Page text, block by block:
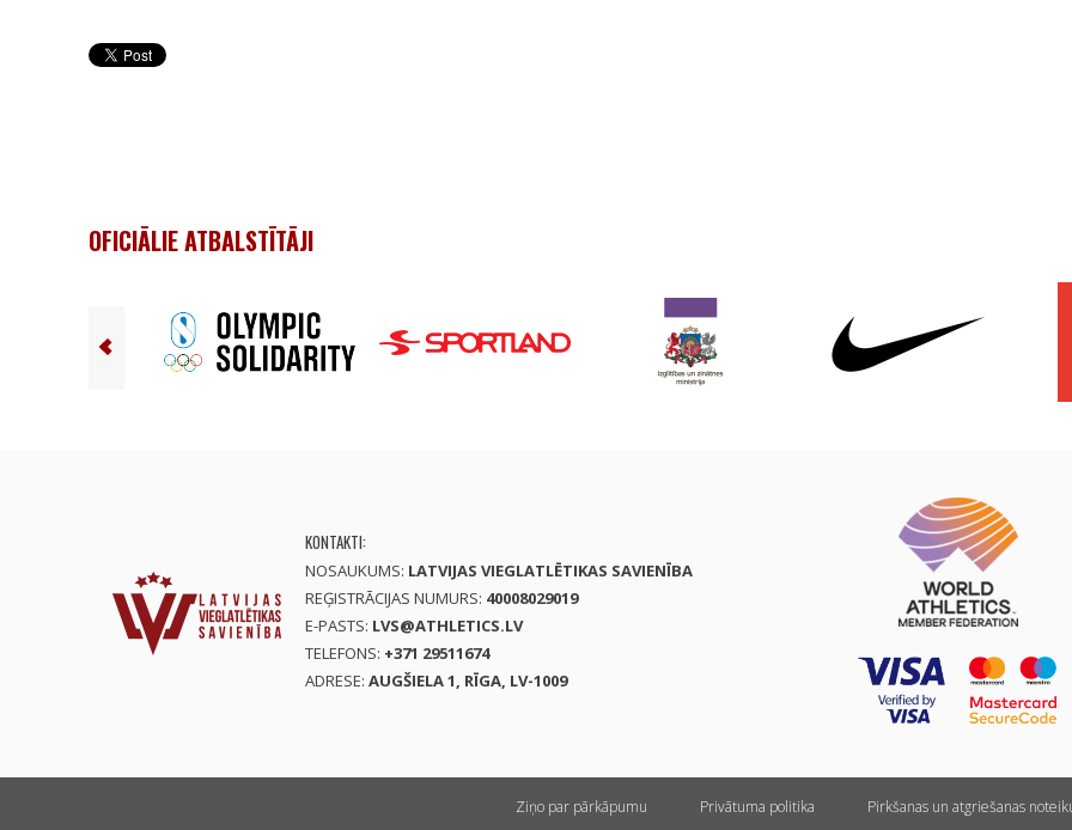
OFICIĀLIE ATBALSTĪTĀJI
KONTAKTI:
NOSAUKUMS: LATVIJAS VIEGLATLĒTIKAS SAVIENĪBA
REĢISTRĀCIJAS NUMURS: 40008029019
E-PASTS: LVS@ATHLETICS.LV
TELEFONS: +371 29511674
ADRESE: AUGŠIELA 1, RĪGA, LV-1009
Ziņo par pārkāpumu Privātuma politika Pirkšanas un atgriešanas